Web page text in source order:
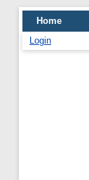
Home
Login